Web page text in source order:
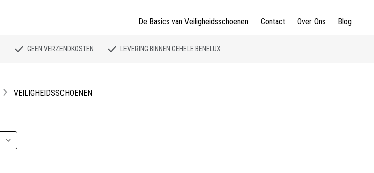
De Basics van Veiligheidsschoenen Contact Over Ons Blog
GEEN VERZENDKOSTEN LEVERING BINNEN GEHELE BENELUX
VEILIGHEIDSSCHOENEN